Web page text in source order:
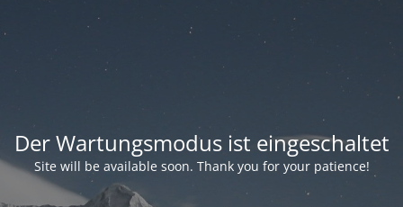
Der Wartungsmodus ist eingeschaltet
Site will be available soon. Thank you for your patience!